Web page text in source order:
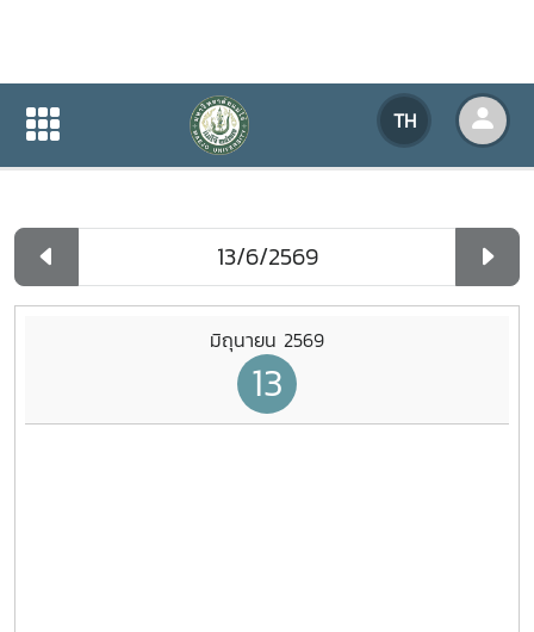
TH
ปฏิทินกิจกรรมของหน่วยงาน
ปฏิทินกิจกรรมของหน่วยงาน
มิถุนายน 2569
13